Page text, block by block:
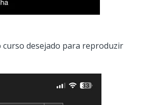
curso desejado para reproduzir